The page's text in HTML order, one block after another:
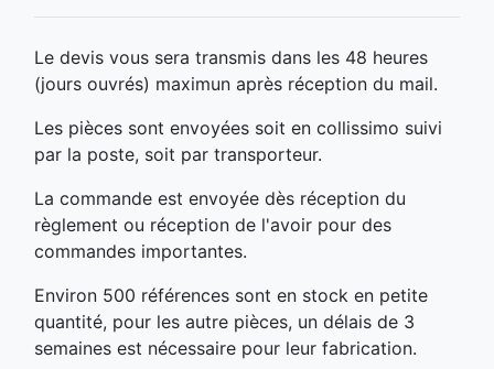
Le devis vous sera transmis dans les 48 heures
(jours ouvrés) maximun après réception du mail.
Les pièces sont envoyées soit en collissimo suivi
par la poste, soit par transporteur.
La commande est envoyée dès réception du
règlement ou réception de l'avoir pour des
commandes importantes.
Environ 500 références sont en stock en petite
quantité, pour les autre pièces, un délais de 3
semaines est nécessaire pour leur fabrication.